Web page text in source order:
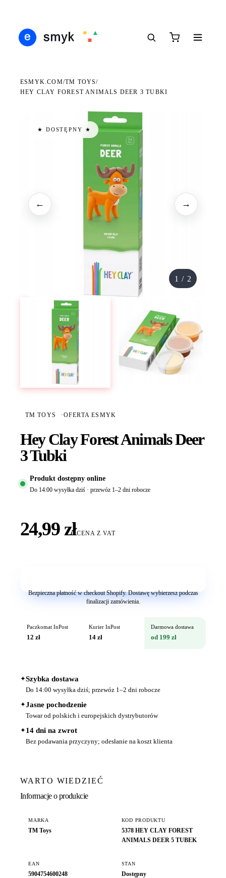
ESMYK.COM/TM TOYS/
HEY CLAY FOREST ANIMALS DEER 3 TUBKI
★ DOSTĘPNY ★
← →
1 / 2
TM TOYS ·OFERTA ESMYK
Hey Clay Forest Animals Deer
3 Tubki
Produkt dostępny online
Do 14:00 wysyłka dziś · przewóz 1–2 dni robocze
24,99 złCENA Z VAT
Bezpieczna płatność w checkout Shopify. Dostawę wybierzesz podczas
finalizacji zamówienia.
Paczkomat InPost
12 zł
Kurier InPost
14 zł
Darmowa dostawa
od 199 zł
✦Szybka dostawa
Do 14:00 wysyłka dziś; przewóz 1–2 dni robocze
✦Jasne pochodzenie
Towar od polskich i europejskich dystrybutorów
✦14 dni na zwrot
Bez podawania przyczyny; odesłanie na koszt klienta
WARTO WIEDZIEĆ
Informacje o produkcie
MARKA
TM Toys
KOD PRODUKTU
5378 HEY CLAY FOREST
ANIMALS DEER 5 TUBEK
EAN
5904754600248
STAN
Dostępny